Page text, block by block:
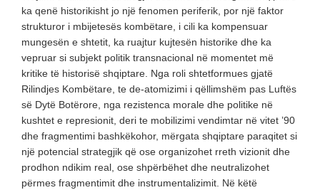
ka qenë historikisht jo një fenomen periferik, por një faktor
strukturor i mbijetesës kombëtare, i cili ka kompensuar
mungesën e shtetit, ka ruajtur kujtesën historike dhe ka
vepruar si subjekt politik transnacional në momentet më
kritike të historisë shqiptare. Nga roli shtetformues gjatë
Rilindjes Kombëtare, te de-atomizimi i qëllimshëm pas Luftës
së Dytë Botërore, nga rezistenca morale dhe politike në
kushtet e represionit, deri te mobilizimi vendimtar në vitet ’90
dhe fragmentimi bashkëkohor, mërgata shqiptare paraqitet si
një potencial strategjik që ose organizohet rreth vizionit dhe
prodhon ndikim real, ose shpërbëhet dhe neutralizohet
përmes fragmentimit dhe instrumentalizimit. Në këtë